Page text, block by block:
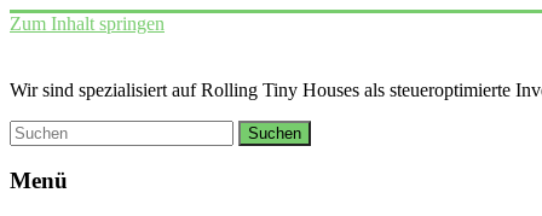
Zum Inhalt springen
Wir sind spezialisiert auf Rolling Tiny Houses als steueroptimierte
Menü